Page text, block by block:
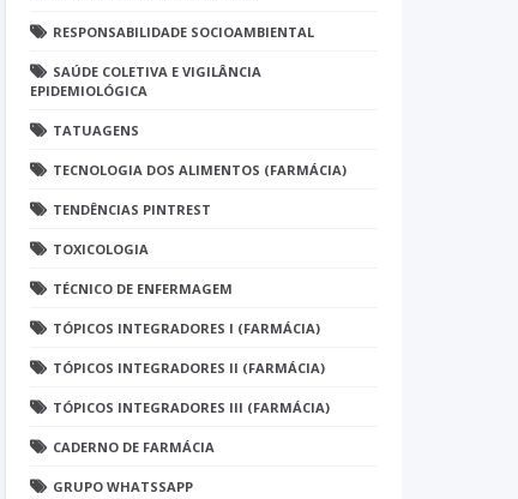
RESPONSABILIDADE SOCIOAMBIENTAL
SAÚDE COLETIVA E VIGILÂNCIA
EPIDEMIOLÓGICA
TATUAGENS
TECNOLOGIA DOS ALIMENTOS (FARMÁCIA)
TENDÊNCIAS PINTREST
TOXICOLOGIA
TÉCNICO DE ENFERMAGEM
TÓPICOS INTEGRADORES I (FARMÁCIA)
TÓPICOS INTEGRADORES II (FARMÁCIA)
TÓPICOS INTEGRADORES III (FARMÁCIA)
CADERNO DE FARMÁCIA
GRUPO WHATSSAPP